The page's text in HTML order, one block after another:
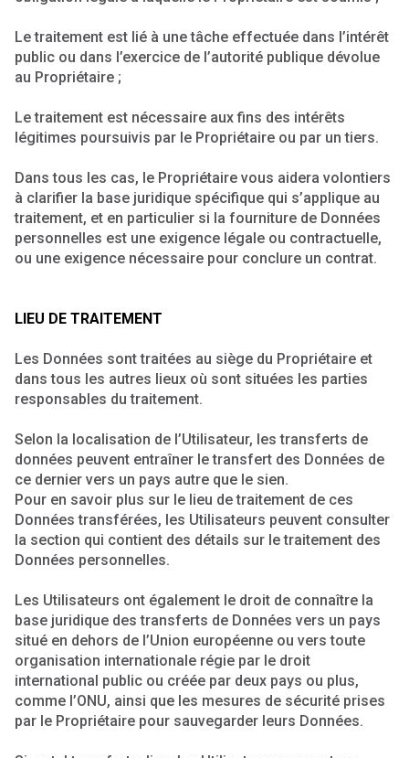
Le traitement est lié à une tâche effectuée dans l’intérêt
public ou dans l’exercice de l’autorité publique dévolue
au Propriétaire ;
Le traitement est nécessaire aux fins des intérêts
légitimes poursuivis par le Propriétaire ou par un tiers.
Dans tous les cas, le Propriétaire vous aidera volontiers
à clarifier la base juridique spécifique qui s’applique au
traitement, et en particulier si la fourniture de Données
personnelles est une exigence légale ou contractuelle,
ou une exigence nécessaire pour conclure un contrat.
LIEU DE TRAITEMENT
Les Données sont traitées au siège du Propriétaire et
dans tous les autres lieux où sont situées les parties
responsables du traitement.
Selon la localisation de l’Utilisateur, les transferts de
données peuvent entraîner le transfert des Données de
ce dernier vers un pays autre que le sien.
Pour en savoir plus sur le lieu de traitement de ces
Données transférées, les Utilisateurs peuvent consulter
la section qui contient des détails sur le traitement des
Données personnelles.
Les Utilisateurs ont également le droit de connaître la
base juridique des transferts de Données vers un pays
situé en dehors de l’Union européenne ou vers toute
organisation internationale régie par le droit
international public ou créée par deux pays ou plus,
comme l’ONU, ainsi que les mesures de sécurité prises
par le Propriétaire pour sauvegarder leurs Données.